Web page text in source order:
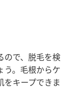
ので、脱毛を検
う。毛根からケ
をキープできま